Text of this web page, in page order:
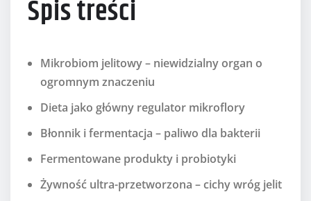
Spis treści
Mikrobiom jelitowy – niewidzialny organ o
ogromnym znaczeniu
Dieta jako główny regulator mikroflory
Błonnik i fermentacja – paliwo dla bakterii
Fermentowane produkty i probiotyki
Żywność ultra-przetworzona – cichy wróg jelit